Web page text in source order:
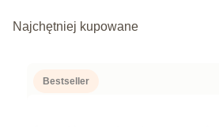
Najchętniej kupowane
Bestseller